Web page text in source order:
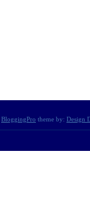
BloggingPro theme by: Design